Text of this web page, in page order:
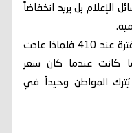
الإعلام بل يريد انخفاضاً
فإذا كان سعر الصرف قد استقر منذ فترة عند 410 فلماذا عادت
كانت عندما كان سعر
ولماذا يُترك المواطن وحيداً في